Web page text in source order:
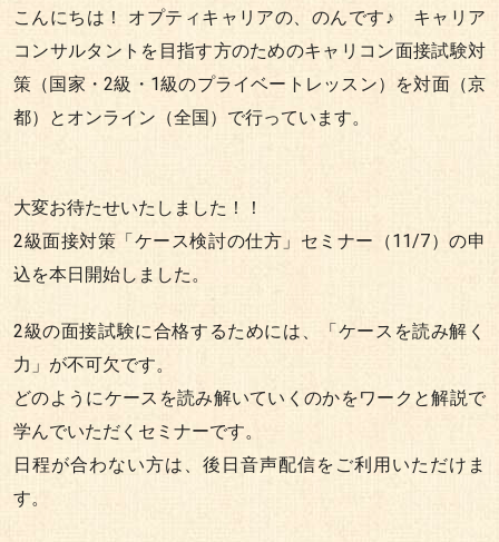
こんにちは！ オプティキャリアの、のんです♪ キャリア
コンサルタントを目指す方のためのキャリコン面接試験対
策（国家・2級・1級のプライベートレッスン）を対面（京
都）とオンライン（全国）で行っています。
大変お待たせいたしました！！
2級面接対策「ケース検討の仕方」セミナー（11/7）の申
込を本日開始しました。
2級の面接試験に合格するためには、「ケースを読み解く
力」が不可欠です。
どのようにケースを読み解いていくのかをワークと解説で
学んでいただくセミナーです。
日程が合わない方は、後日音声配信をご利用いただけま
す。